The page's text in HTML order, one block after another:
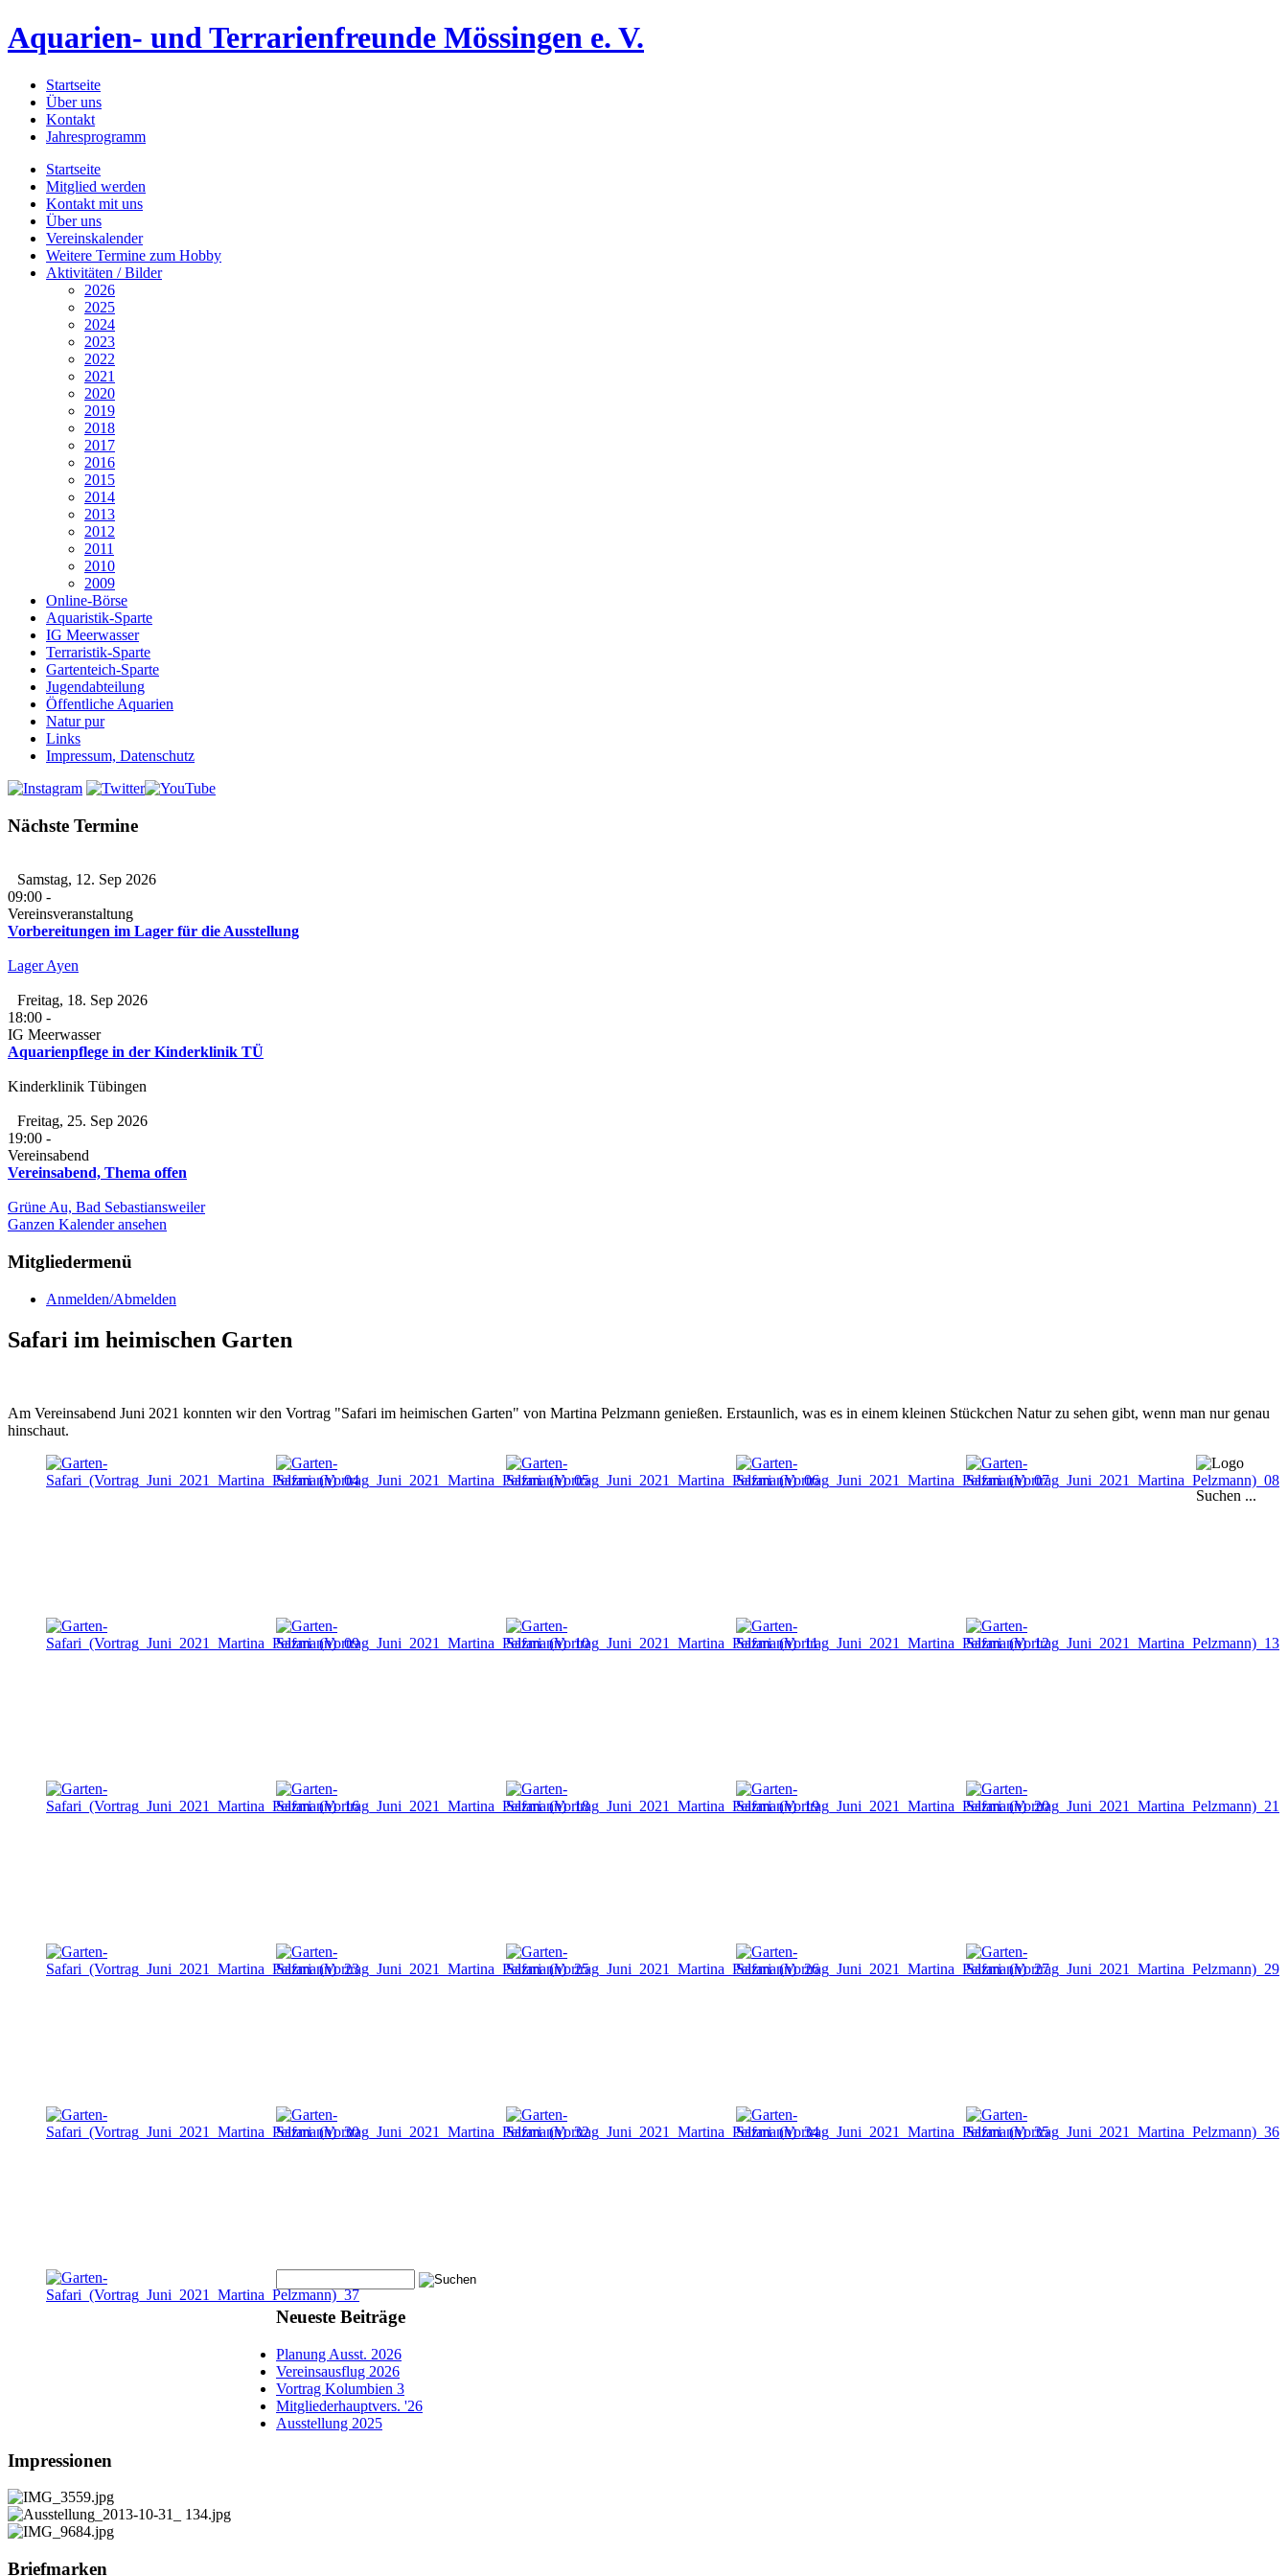
Aquarien- und Terrarienfreunde Mössingen e. V.
Startseite
Über uns
Kontakt
Jahresprogramm
Startseite
Mitglied werden
Kontakt mit uns
Über uns
Vereinskalender
Weitere Termine zum Hobby
Aktivitäten / Bilder
2026
2025
2024
2023
2022
2021
2020
2019
2018
2017
2016
2015
2014
2013
2012
2011
2010
2009
Online-Börse
Aquaristik-Sparte
IG Meerwasser
Terraristik-Sparte
Gartenteich-Sparte
Jugendabteilung
Öffentliche Aquarien
Natur pur
Links
Impressum, Datenschutz
Nächste Termine
Samstag, 12. Sep 2026
09:00 -
Vereinsveranstaltung
Vorbereitungen im Lager für die Ausstellung
Lager Ayen
Freitag, 18. Sep 2026
18:00 -
IG Meerwasser
Aquarienpflege in der Kinderklinik TÜ
Kinderklinik Tübingen
Freitag, 25. Sep 2026
19:00 -
Vereinsabend
Vereinsabend, Thema offen
Grüne Au, Bad Sebastiansweiler
Ganzen Kalender ansehen
Mitgliedermenü
Anmelden/Abmelden
Safari im heimischen Garten
Am Vereinsabend Juni 2021 konnten wir den Vortrag "Safari im heimischen Garten" von Martina Pelzmann genießen. Erstaunlich, was es in einem kleinen Stückchen Natur zu sehen gibt, wenn man nur genau
hinschaut.
Suchen ...
Neueste Beiträge
Planung Ausst. 2026
Vereinsausflug 2026
Vortrag Kolumbien 3
Mitgliederhauptvers. '26
Ausstellung 2025
Impressionen
Briefmarken